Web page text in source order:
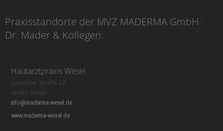
Praxisstandorte der MVZ MADERMA GmbH ·
Dr. Mader & Kollegen:
Hautarztpraxis Wesel
Lübecker Straße 27
46485 Wesel
info@maderma-wesel.de
www.maderma-wesel.de